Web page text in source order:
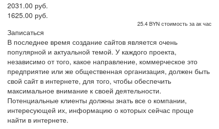
2031.00 руб.
1625.00 руб.
25.4 BYN стоимость за ак час
Записаться
В последнее время создание сайтов является очень
популярной и актуальной темой. У каждого проекта,
независимо от того, какое направление, коммерческое это
предприятие или же общественная организация, должен быть
свой сайт в интернете, для того, чтобы обеспечить
максимальное внимание к своей деятельности.
Потенциальные клиенты должны знать все о компании,
интересующей их, информацию о которых сейчас проще
найти в интернете.